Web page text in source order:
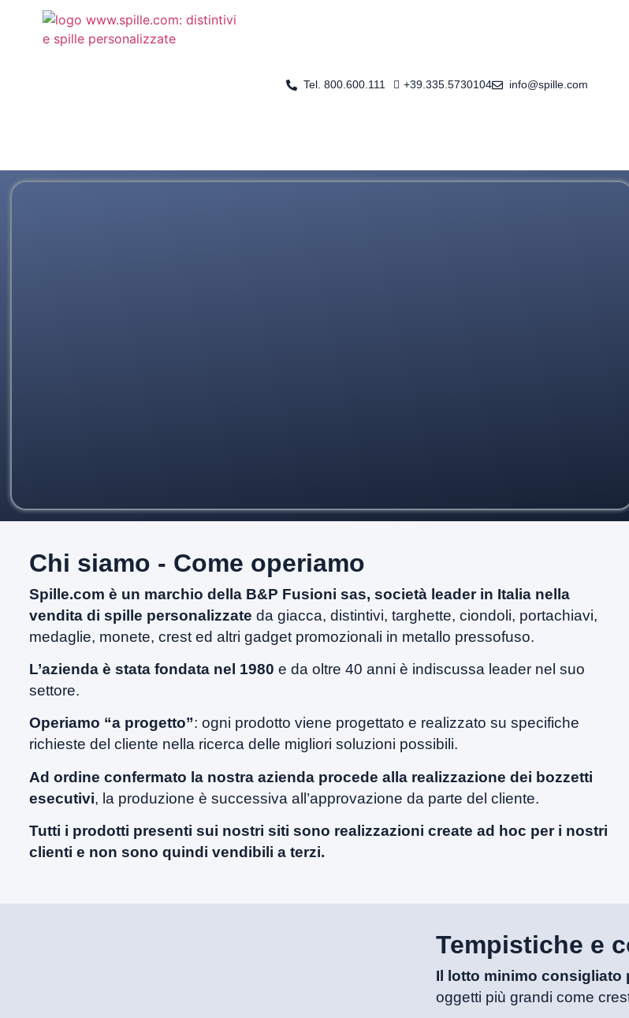
Tel. 800.600.111 +39.335.5730104 info@spille.com
Chi siamo - Come operiamo
Spille.com è un marchio della B&P Fusioni sas, società leader in Italia nella
vendita di spille personalizzate da giacca, distintivi, targhette, ciondoli, portachiavi,
medaglie, monete, crest ed altri gadget promozionali in metallo pressofuso.
L’azienda è stata fondata nel 1980 e da oltre 40 anni è indiscussa leader nel suo
settore.
Operiamo “a progetto”: ogni prodotto viene progettato e realizzato su specifiche
richieste del cliente nella ricerca delle migliori soluzioni possibili.
Ad ordine confermato la nostra azienda procede alla realizzazione dei bozzetti
esecutivi, la produzione è successiva all’approvazione da parte del cliente.
Tutti i prodotti presenti sui nostri siti sono realizzazioni create ad hoc per i nostri
clienti e non sono quindi vendibili a terzi.
Tempistiche e
Il lotto minimo consigliato
oggetti più grandi come